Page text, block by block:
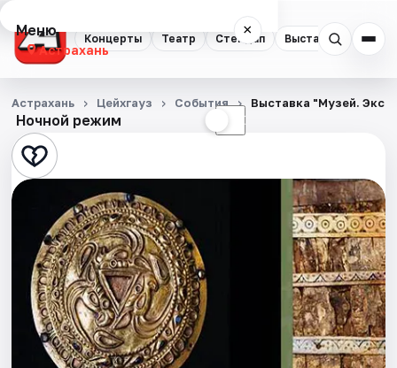
Концерты Театр Стендап Выставки
Меню ×
Астрахань
Концерты
Театр
Стендап
Выставки
Квесты
Экскурсии
Спорт
Ночной режим ☾
Астрахань Цейхгауз События Выставка "Музей.